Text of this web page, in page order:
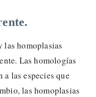
las homoplasias
Las homologías
las especies que
las homoplasias